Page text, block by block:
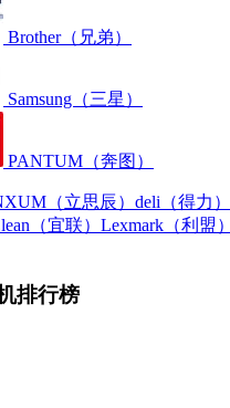
Brother（兄弟）
Samsung（三星）
PANTUM（奔图）
（立思辰） deli（得力）
（宜联） Lexmark（利盟）
排行榜